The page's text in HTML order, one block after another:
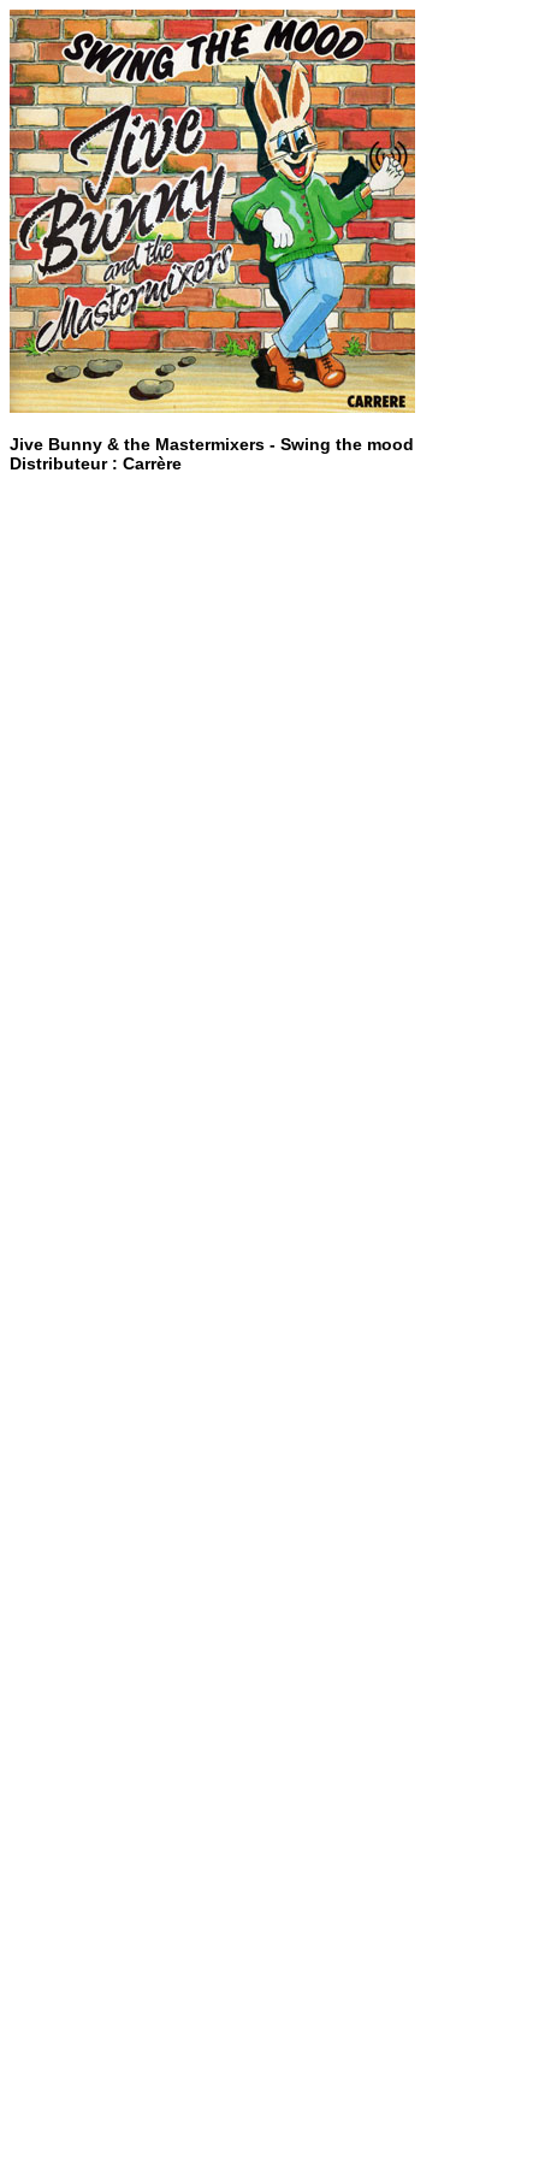
Jive Bunny & the Mastermixers - Swing the mood
Distributeur : Carrère